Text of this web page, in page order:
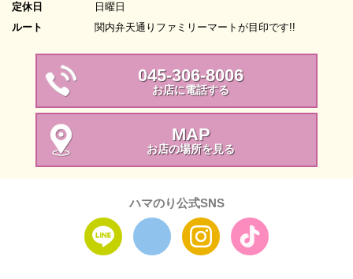
定休日
日曜日
ルート
関内弁天通りファミリーマートが目印です!!
045-306-8006
お店に電話する
MAP
お店の場所を見る
ハマのり公式SNS